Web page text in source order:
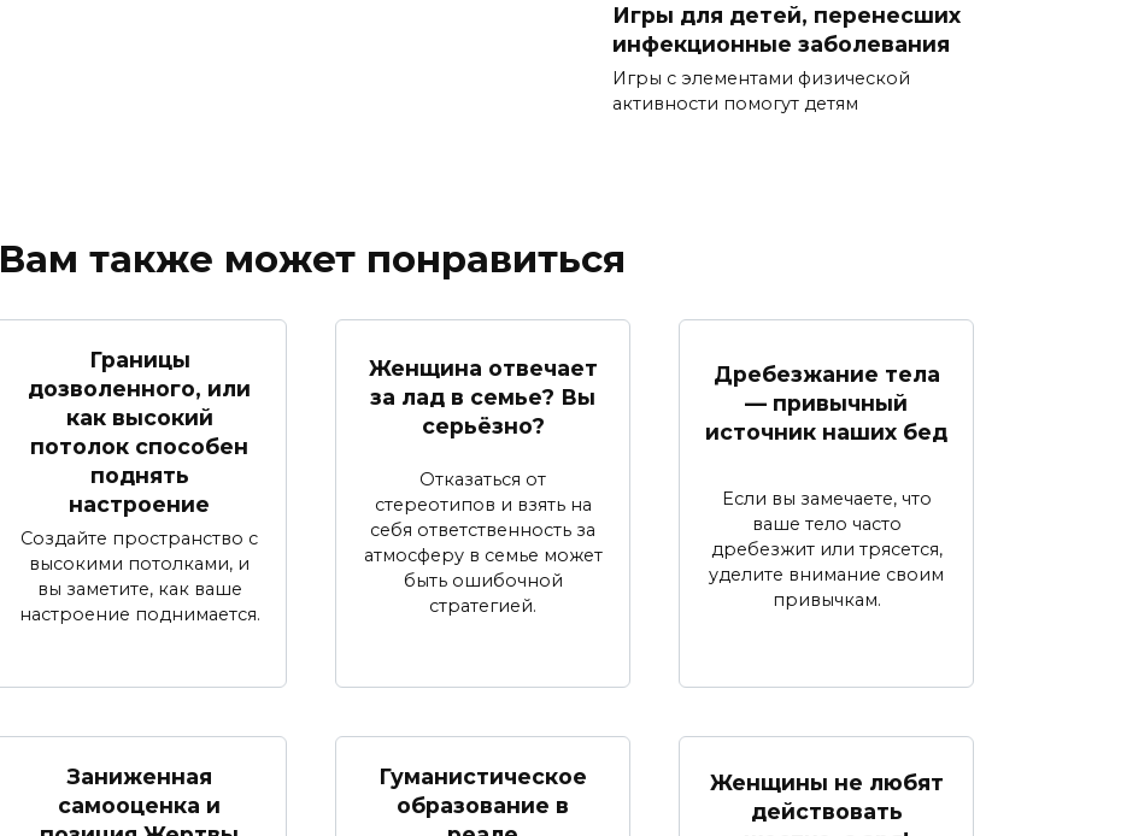
Игры для детей, перенесших
инфекционные заболевания
Игры с элементами физической
активности помогут детям
Вам также может понравиться
Границы
дозволенного, или
как высокий
потолок способен
поднять
настроение
Создайте пространство с
высокими потолками, и
вы заметите, как ваше
настроение поднимается.
Женщина отвечает
за лад в семье? Вы
серьёзно?
Отказаться от
стереотипов и взять на
себя ответственность за
атмосферу в семье может
быть ошибочной
стратегией.
Дребезжание тела
— привычный
источник наших бед
Если вы замечаете, что
ваше тело часто
дребезжит или трясется,
уделите внимание своим
привычкам.
Заниженная
самооценка и
Гуманистическое
образование в
Женщины не любят
действовать